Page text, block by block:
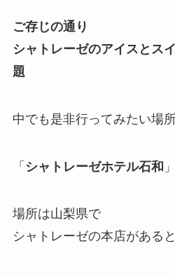
ご存じの通り
シャトレーゼのアイスとス
題
中でも是非行ってみたい場
「 シャトレーゼホテル石和 」
場所は山梨県で
シャトレーゼの本店があると